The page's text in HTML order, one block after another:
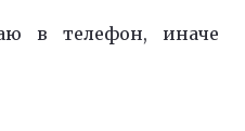
в телефон, иначе